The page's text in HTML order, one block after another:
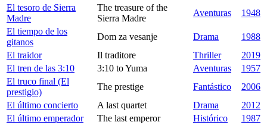
El tesoro de Sierra
Madre
The treasure of the
Sierra Madre
Aventuras
1948
El tiempo de los
gitanos
Dom za vesanje Drama
1988
El traidor
Il traditore Thriller
2019
El tren de las 3:10
3:10 to Yuma Aventuras
1957
El truco final (El
prestigio)
The prestige Fantástico
2006
El último concierto
A last quartet Drama
2012
El último emperador
The last emperor Histórico
1987